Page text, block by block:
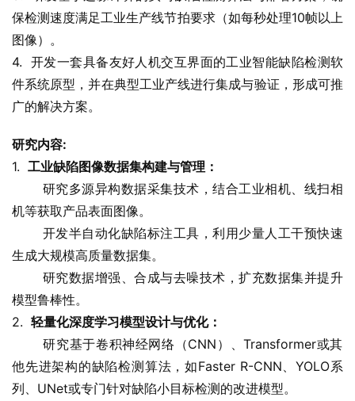
保检测速度满足工业生产线节拍要求（如每秒处理10帧以上
图像）。
4.  开发一套具备友好人机交互界面的工业智能缺陷检测软
件系统原型，并在典型工业产线进行集成与验证，形成可推
广的解决方案。
研究内容:
1. 工业缺陷图像数据集构建与管理：
机等获取产品表面图像。
生成大规模高质量数据集。
模型鲁棒性。
2. 轻量化深度学习模型设计与优化：
       研究基于卷积神经网络（CNN）、Transformer或其
他先进架构的缺陷检测算法，如Faster R-CNN、YOLO系
列、UNet或专门针对缺陷小目标检测的改进模型。